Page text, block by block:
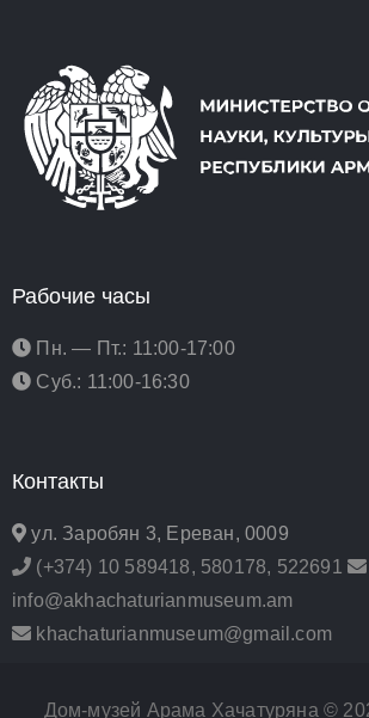
Рабочие часы
Пн. — Пт.: 11:00-17:00
Суб.: 11:00-16:30
Контакты
ул. Заробян 3, Ереван, 0009
(+374) 10 589418, 580178, 522691
info@akhachaturianmuseum.am
khachaturianmuseum@gmail.com
Дом-музей Арама Хачатуряна ©